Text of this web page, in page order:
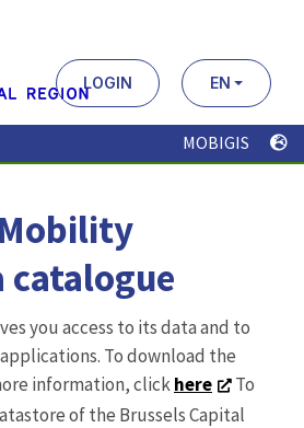
LOGIN EN
MOBIGIS
catalogue
you access to its data and to
To download the
information, clickhere
To
of the Brussels Capital